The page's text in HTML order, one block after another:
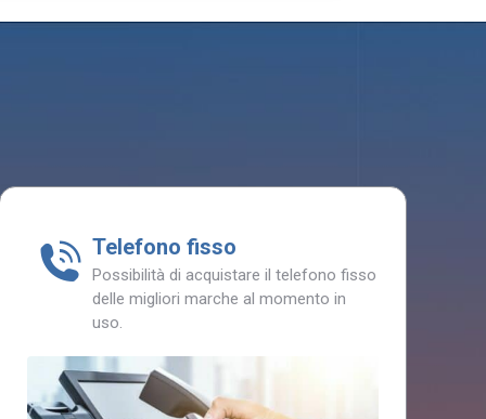
Telefono fisso
Possibilità di acquistare il telefono fisso
delle migliori marche al momento in
uso.